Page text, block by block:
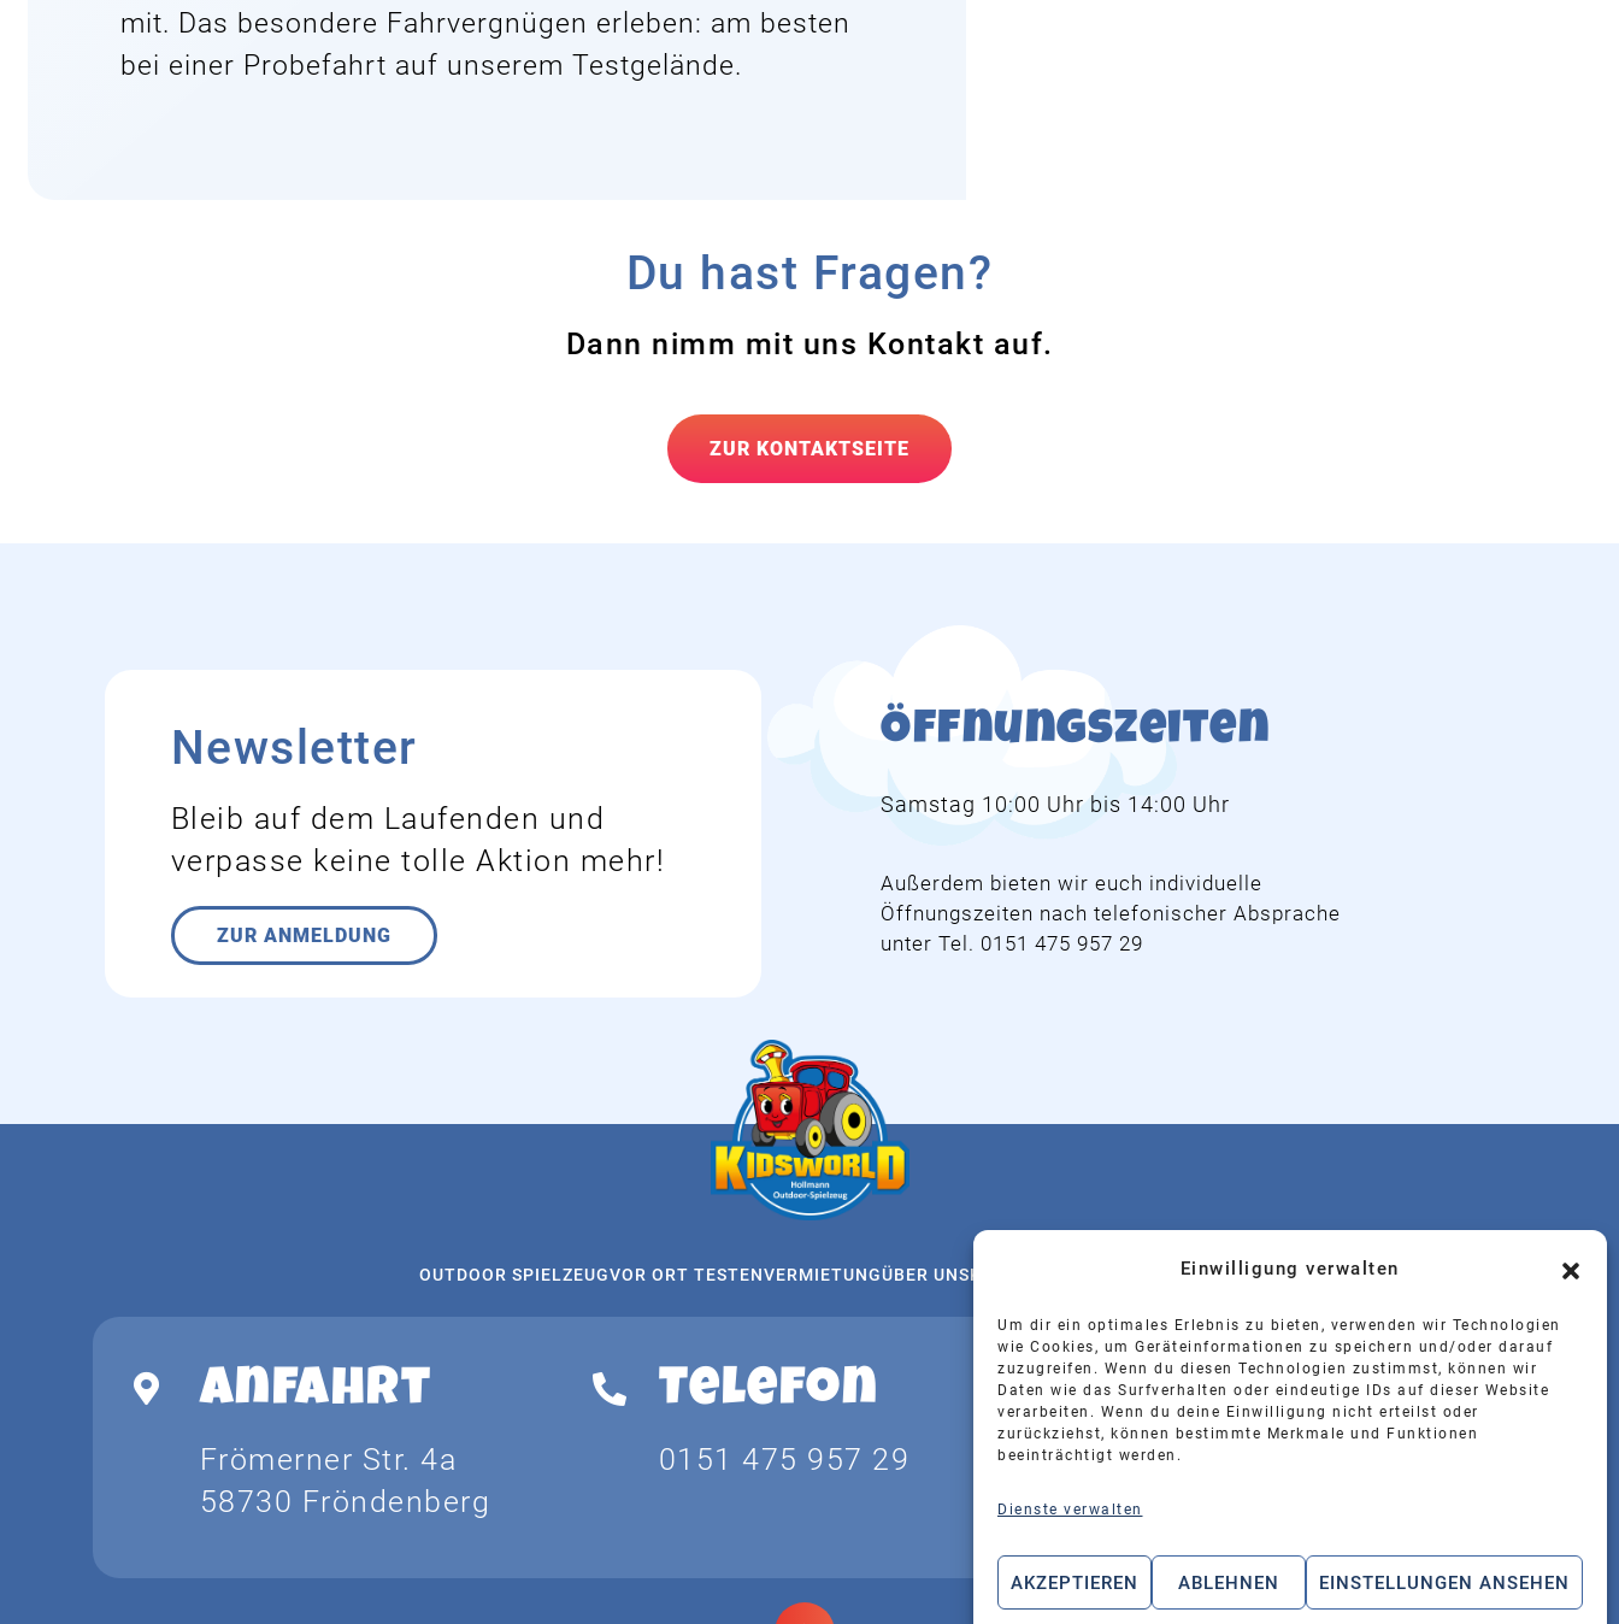
Einwilligung verwalten
Um dir ein optimales Erlebnis zu bieten, verwenden wir Technologien
wie Cookies, um Geräteinformationen zu speichern und/oder darauf
zuzugreifen. Wenn du diesen Technologien zustimmst, können wir
Daten wie das Surfverhalten oder eindeutige IDs auf dieser Website
verarbeiten. Wenn du deine Einwilligung nicht erteilst oder
zurückziehst, können bestimmte Merkmale und Funktionen
beeinträchtigt werden.
Dienste verwalten
AKZEPTIEREN ABLEHNEN EINSTELLUNGEN ANSEHEN
mit. Das besondere Fahrvergnügen erleben: am besten
bei einer Probefahrt auf unserem Testgelände.
Du hast Fragen?
Dann nimm mit uns Kontakt auf.
ZUR KONTAKTSEITE
Newsletter
Bleib auf dem Laufenden und
verpasse keine tolle Aktion mehr!
ZUR ANMELDUNG
Öffnungszeiten
Samstag 10:00 Uhr bis 14:00 Uhr
Außerdem bieten wir euch individuelle
Öffnungszeiten nach telefonischer Absprache
unter Tel. 0151 475 957 29
OUTDOOR SPIELZEUGVOR ORT TESTENVERMIETUNGÜBER UNSKONTAKT SHOP
Anfahrt
Frömerner Str. 4a
58730 Fröndenberg
Telefon
0151 475 957 29
E-mail
info@kw-hollmann.de